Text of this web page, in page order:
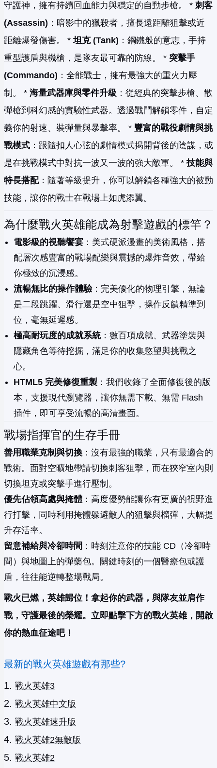
守護神，擁有持續回血能力與穩定的自動步槍。 * 刺客
(Assassin) ：暗影中的獵殺者，擅長遠距離狙擊或近
距離爆發傷害。 *坦克 (Tank) ：鋼鐵般的意志，手持
重型護盾與機槍，是隊友最可靠的防線。 * 突擊手
(Commando) ：全能戰士，擁有最強大的重火力壓
制。 * 海量武器庫與零件升級 ：從經典的突擊步槍、散
彈槍到科幻感的實驗性武器。透過戰鬥解鎖零件，自定
義你的射速、裝彈量與暴擊率。 * 豐富的戰役劇情與挑
戰模式 ：跟隨扣人心弦的劇情模式揭開背後的陰謀，或
是在挑戰模式中對抗一波又一波的強大敵軍。 *技能與
特長搭配：隨著等級提升，你可以解鎖各種強大的被動
技能，讓你的戰士在戰場上如虎添翼。
為什麼戰火英雄能成為射擊遊戲的標竿？
電影級的視聽饗宴 ：美式硬派漫畫的美術風格，搭
配層次感豐富的戰場配樂與震撼的爆炸音效，帶給
你極致的沉浸感。
流暢無比的操作體驗：完美優化的物理引擎，無論
是二段跳躍、滑行還是空中狙擊，操作反饋精準到
位，毫無延遲感。
極高耐玩度的成就系統：數百項成就、武器塗裝與
隱藏角色等待挖掘，滿足你的收集慾望與挑戰之
心。
HTML5 完美修復重製 ：我們收錄了全面修復後的版
本，支援現代瀏覽器，讓你無需下載、無需 Flash
插件，即可享受流暢的高清畫面。
戰場指揮官的生存手冊
善用職業克制與切換 ：沒有最強的職業，只有最適合的
戰術。面對空曠地帶請切換刺客狙擊，而在狹窄室內則
切換坦克或突擊手進行壓制。
優先佔領高處與掩體 ：高度優勢能讓你有更廣的視野進
行打擊，同時利用掩體躲避敵人的狙擊與榴彈，大幅提
升存活率。
留意補給與冷卻時間 ：時刻注意你的技能 CD（冷卻時
間）與地圖上的彈藥包。關鍵時刻的一個醫療包或護
盾，往往能逆轉整場戰局。
戰火已燃，英雄歸位！拿起你的武器，與隊友並肩作
戰，守護最後的榮耀。立即點擊下方的戰火英雄，開啟
你的熱血征途吧！
最新的戰火英雄遊戲有那些?
戰火英雄3
戰火英雄中文版
戰火英雄速升版
戰火英雄2無敵版
戰火英雄2